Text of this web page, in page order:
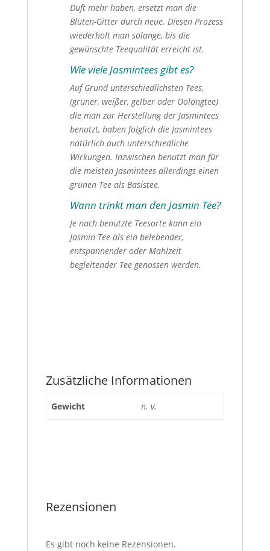
Duft mehr haben, ersetzt man die
Blüten-Gitter durch neue. Diesen Prozess
wiederholt man solange, bis die
gewünschte Teequalität erreicht ist.
Wie viele Jasmintees gibt es?
Auf Grund unterschiedlichsten Tees,
(grüner, weißer, gelber oder Oolongtee)
die man zur Herstellung der Jasmintees
benutzt, haben folglich die Jasmintees
natürlich auch unterschiedliche
Wirkungen. Inzwischen benutzt man für
die meisten Jasmintees allerdings einen
grünen Tee als Basistee.
Wann trinkt man den Jasmin Tee?
Je nach benutzte Teesorte kann ein
Jasmin Tee als ein belebender,
entspannender oder Mahlzeit
begleitender Tee genossen werden.
Zusätzliche Informationen
Gewicht n. v.
Rezensionen
Es gibt noch keine Rezensionen.